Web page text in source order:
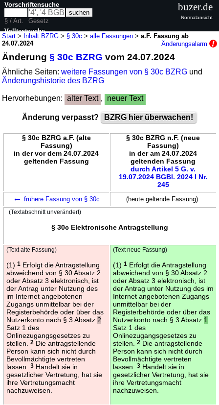
Start > Inhalt BZRG > § 30c >alle Fassungen >a.F. Fassung ab
24.07.2024
Änderungsalarm
Änderung§ 30c BZRG vom 24.07.2024
Ähnliche Seiten:weitere Fassungen von § 30c BZRG und
Änderungshistorie des BZRG
Hervorhebungen: alter Text , neuer Text
Änderung verpasst? BZRG hier überwachen!
§ 30c BZRG a.F. (alte
Fassung)
in der vor dem 24.07.2024
geltenden Fassung
§ 30c BZRG n.F. (neue
Fassung)
in der am 24.07.2024
geltenden Fassung
durch Artikel 5 G. v.
19.07.2024 BGBl. 2024 I Nr.
245
← frühere Fassung von § 30c (heute geltende Fassung)
(Textabschnitt unverändert)
§ 30c Elektronische Antragstellung
(Text alte Fassung)
(1) 1Erfolgt die Antragstellung
abweichend von § 30 Absatz 2
oder Absatz 3 elektronisch, ist
der Antrag unter Nutzung des
im Internet angebotenen
Zugangs unmittelbar bei der
Registerbehörde oder über das
Nutzerkonto nach § 3 Absatz 2
Satz 1 des
Onlinezugangsgesetzes zu
stellen.
2Die antragstellende
Person kann sich nicht durch
Bevollmächtigte vertreten
lassen.
3Handelt sie in
gesetzlicher Vertretung, hat sie
ihre Vertretungsmacht
nachzuweisen.
(Text neue Fassung)
(1) 1Erfolgt die Antragstellung
abweichend von § 30 Absatz 2
oder Absatz 3 elektronisch, ist
der Antrag unter Nutzung des im
Internet angebotenen Zugangs
unmittelbar bei der
Registerbehörde oder über das
Nutzerkonto nach § 3 Absatz 1
Satz 1 des
Onlinezugangsgesetzes zu
stellen.
2Die antragstellende
Person kann sich nicht durch
Bevollmächtigte vertreten
lassen.
3Handelt sie in
gesetzlicher Vertretung, hat sie
ihre Vertretungsmacht
nachzuweisen.
Vorschriftensuche
§ / Art.
Gesetz
Volltextsuche
buzer.de
Normalansicht